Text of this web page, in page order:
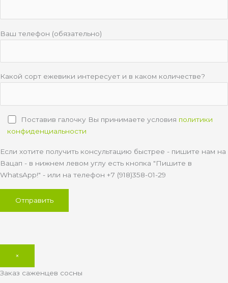
Ваш телефон (обязательно)
Какой сорт ежевики интересует и в каком количестве?
Поставив галочку Вы принимаете условия политики
конфиденциальности
Если хотите получить консультацию быстрее - пишите нам на
Вацап - в нижнем левом углу есть кнопка "Пишите в
WhatsApp!" - или на телефон +7 (918)358-01-29
×
Заказ саженцев сосны